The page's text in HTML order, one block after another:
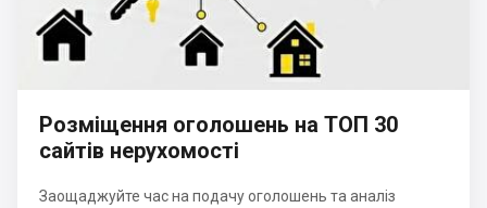
Розміщення оголошень на ТОП 30
сайтів нерухомості
Заощаджуйте час на подачу оголошень та аналіз